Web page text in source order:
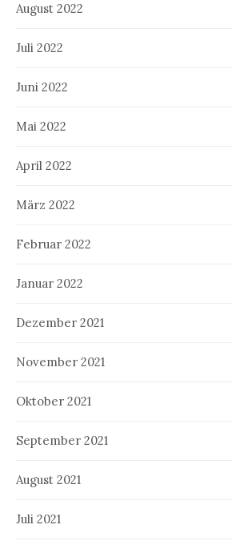
August 2022
Juli 2022
Juni 2022
Mai 2022
April 2022
März 2022
Februar 2022
Januar 2022
Dezember 2021
November 2021
Oktober 2021
September 2021
August 2021
Juli 2021